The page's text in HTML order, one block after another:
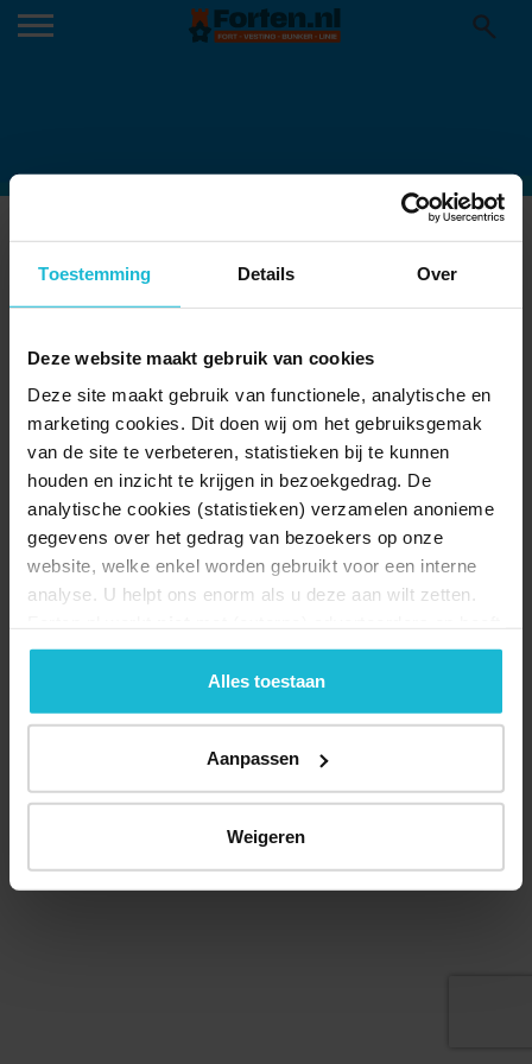
Toestemming Details Over
Deze website maakt gebruik van cookies
Deze site maakt gebruik van functionele, analytische en
marketing cookies. Dit doen wij om het gebruiksgemak
van de site te verbeteren, statistieken bij te kunnen
houden en inzicht te krijgen in bezoekgedrag. De
analytische cookies (statistieken) verzamelen anonieme
gegevens over het gedrag van bezoekers op onze
website, welke enkel worden gebruikt voor een interne
analyse. U helpt ons enorm als u deze aan wilt zetten.
geen commerciële doelstelling. U kunt deze cookies via
de knoppen accepteren, beheren of weigeren.
Alles toestaan
Aanpassen
Weigeren
FV-FDG-0724-46-KL_24_11ZON-
1024×682 (1)
© 2026 Stichting Forten Nederland